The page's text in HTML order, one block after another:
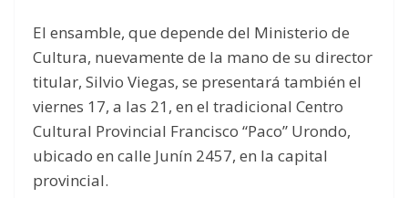
El ensamble, que depende del Ministerio de
Cultura, nuevamente de la mano de su director
titular, Silvio Viegas, se presentará también el
viernes 17, a las 21, en el tradicional Centro
Cultural Provincial Francisco “Paco” Urondo,
ubicado en calle Junín 2457, en la capital
provincial.